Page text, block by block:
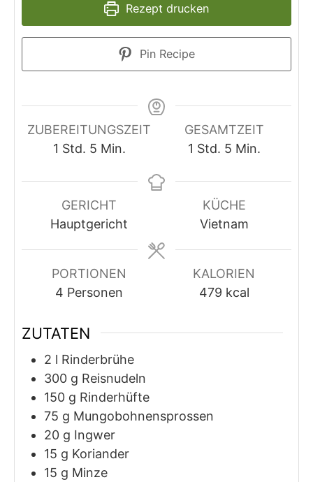
Rezept drucken
Pin Recipe
ZUBEREITUNGSZEIT
1 Stunde
Std. 5Minuten
Min.
GESAMTZEIT
1 Stunde
Std. 5Minuten
Min.
GERICHT
Hauptgericht
KÜCHE
Vietnam
PORTIONEN
4 Personen
KALORIEN
479 kcal
ZUTATEN
2 l Rinderbrühe
300 g Reisnudeln
150 g Rinderhüfte
75 g Mungobohnensprossen
20 g Ingwer
15 g Koriander
15 g Minze